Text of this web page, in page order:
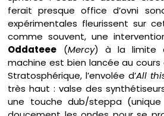
ferait presque office d’ovni
expérimentales fleurissent sur
comme souvent, une
Oddateee (Mercy) à la limite
machine est bien lancée au
Stratosphérique, l’envolée d’All
très haut : valse des
une touche dub/steppa